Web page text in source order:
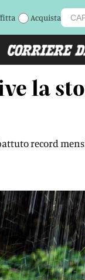
Acquista
la
record